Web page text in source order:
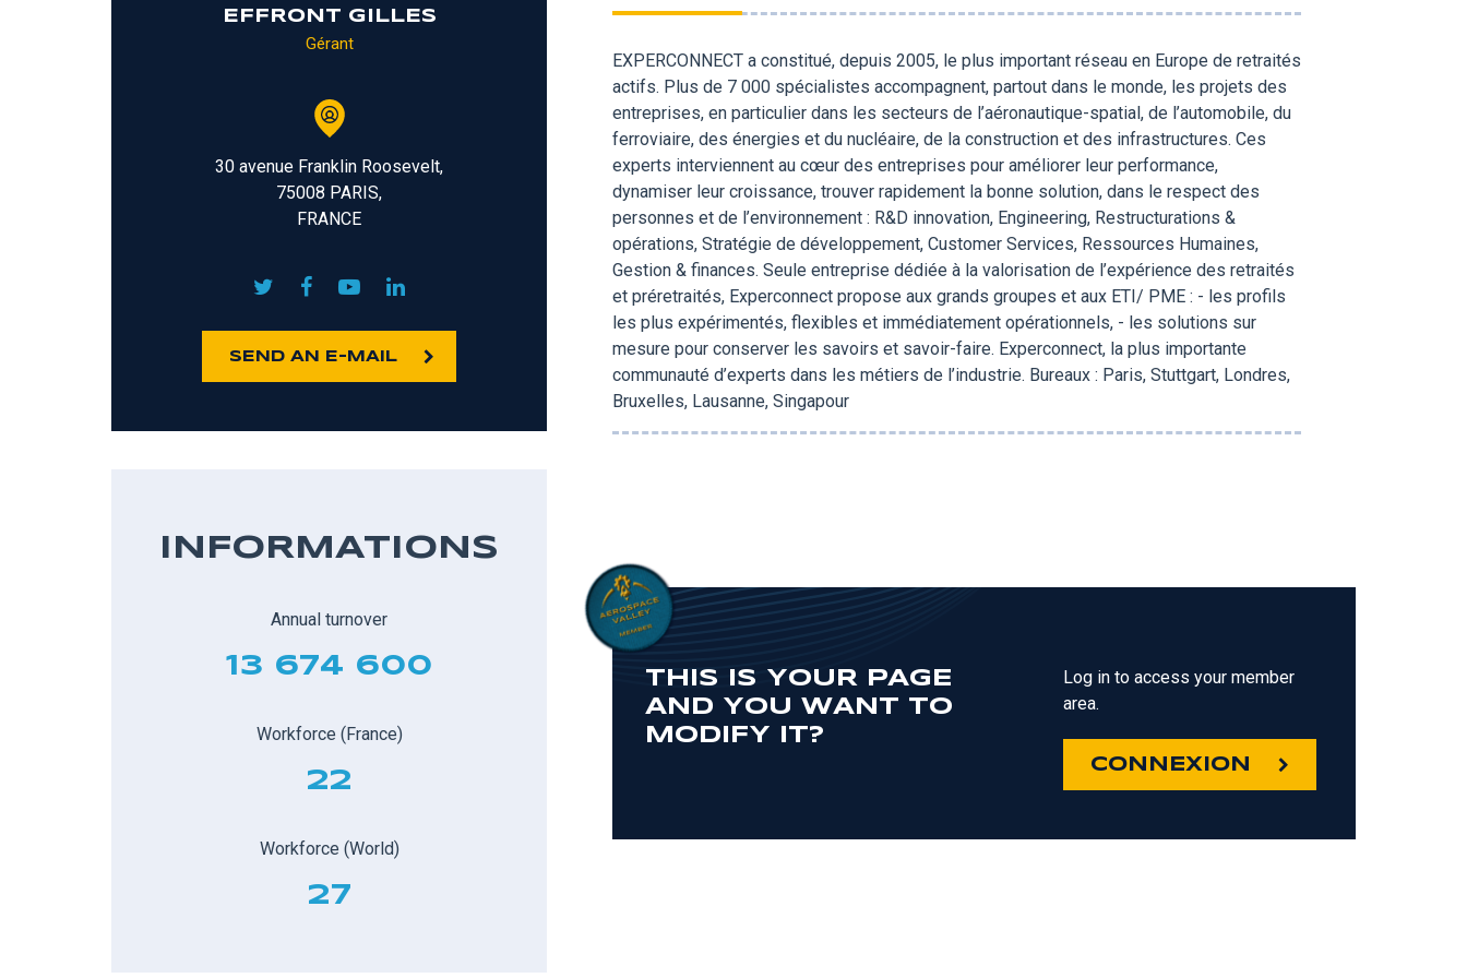
EFFRONT GILLES
Gérant
30 avenue Franklin Roosevelt,
75008 PARIS,
FRANCE
SEND AN E-MAIL
INFORMATIONS
Annual turnover
13 674 600
Workforce (France)
22
Workforce (World)
27
EXPERCONNECT a constitué, depuis 2005, le plus important réseau en Europe de retraités
actifs. Plus de 7 000 spécialistes accompagnent, partout dans le monde, les projets des
entreprises, en particulier dans les secteurs de l’aéronautique-spatial, de l’automobile, du
ferroviaire, des énergies et du nucléaire, de la construction et des infrastructures. Ces
experts interviennent au cœur des entreprises pour améliorer leur performance,
dynamiser leur croissance, trouver rapidement la bonne solution, dans le respect des
personnes et de l’environnement : R&D innovation, Engineering, Restructurations &
opérations, Stratégie de développement, Customer Services, Ressources Humaines,
Gestion & finances. Seule entreprise dédiée à la valorisation de l’expérience des retraités
et préretraités, Experconnect propose aux grands groupes et aux ETI/ PME : - les profils
les plus expérimentés, flexibles et immédiatement opérationnels, - les solutions sur
mesure pour conserver les savoirs et savoir-faire. Experconnect, la plus importante
communauté d’experts dans les métiers de l’industrie. Bureaux : Paris, Stuttgart, Londres,
Bruxelles, Lausanne, Singapour
THIS IS YOUR PAGE
AND YOU WANT TO
MODIFY IT?
Log in to access your member
area.
CONNEXION